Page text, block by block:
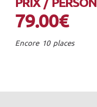
79.00€
Encore 10 places